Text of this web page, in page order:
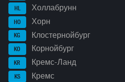
HL Холлабрунн
HO Хорн
KG Клостернойбург
KO Корнойбург
KR Кремс-Ланд
KS Кремс